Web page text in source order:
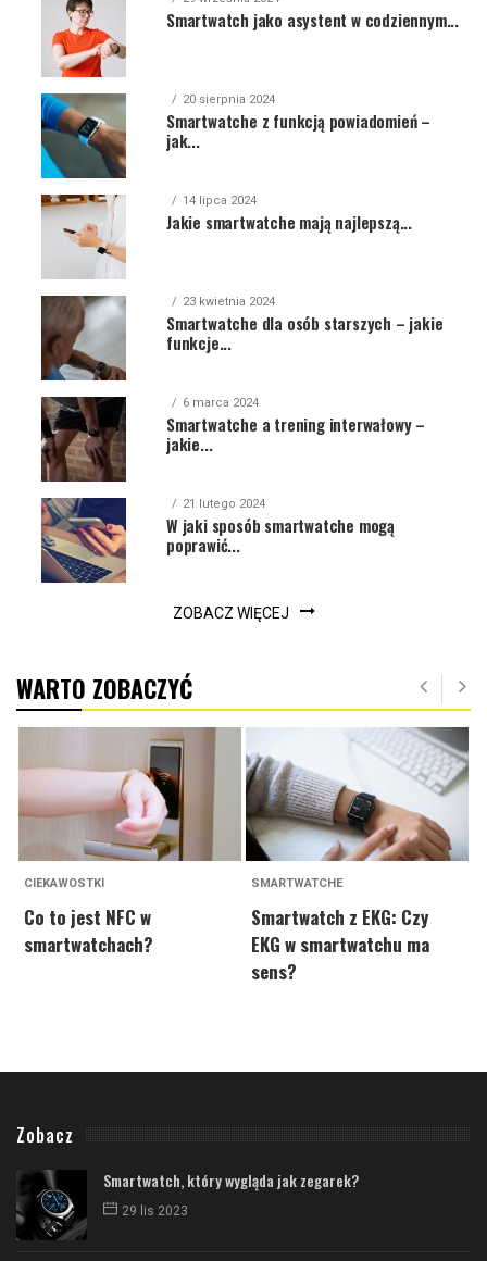
Smartwatch jako asystent w codziennym...
20 sierpnia 2024
Smartwatche z funkcją powiadomień –
jak...
14 lipca 2024
Jakie smartwatche mają najlepszą...
23 kwietnia 2024
Smartwatche dla osób starszych – jakie
funkcje...
6 marca 2024
Smartwatche a trening interwałowy –
jakie...
21 lutego 2024
W jaki sposób smartwatche mogą
poprawić...
ZOBACZ WIĘCEJ
WARTO ZOBACZYĆ
CIEKAWOSTKI
Co to jest NFC w
smartwatchach?
SMARTWATCHE
Smartwatch z EKG: Czy
EKG w smartwatchu ma
sens?
Zobacz
Smartwatch, który wygląda jak zegarek?
29 lis 2023